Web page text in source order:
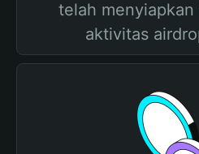
telah
aktivitas